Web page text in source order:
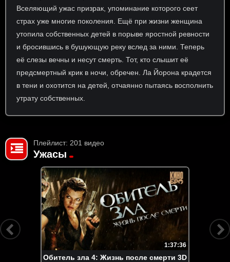
Вселяющий ужас призрак, упоминание которого сеет
страх уже многие поколения. Ещё при жизни женщина
утопила собственных детей в порыве яростной ревности
и бросившись в бушующую реку вслед за ними. Теперь
её слезы вечны и несут смерть. Тот, кто слышит её
предсмертный крик в ночи, обречен. Ла Йорона крадется
в тени и охотится на детей, отчаянно пытаясь восполнить
утрату собственных.
Плейлист: 201 видео
Ужасы
1:37:36
Обитель зла 4: Жизнь после смерти 3D